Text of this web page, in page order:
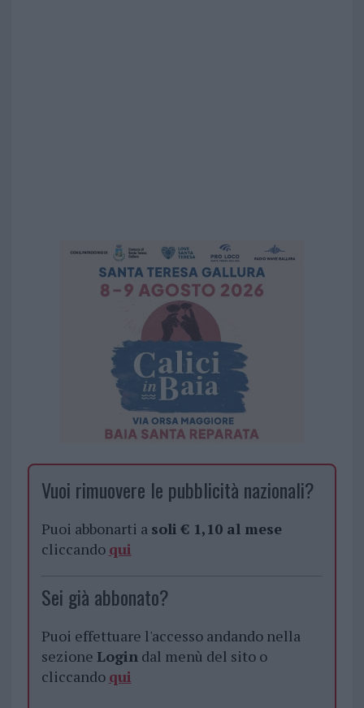
Vuoi rimuovere le pubblicità nazionali?
Puoi abbonarti a soli € 1,10 al mese
cliccando qui
Sei già abbonato?
Puoi effettuare l'accesso andando nella
sezione Logindal menù del sito o
cliccando qui